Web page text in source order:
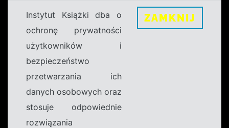
Instytut Książki dba o
ochronę prywatności
użytkowników i
bezpieczeństwo
przetwarzania ich
danych osobowych oraz
stosuje odpowiednie
rozwiązania
ZAMKNIJ